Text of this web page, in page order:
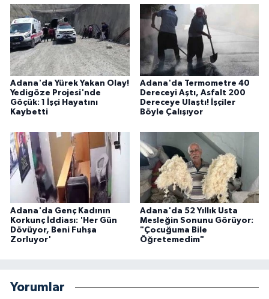
Adana'da Yürek Yakan Olay!
Yedigöze Projesi'nde
Göçük: 1 İşçi Hayatını
Kaybetti
Adana'da Termometre 40
Dereceyi Aştı, Asfalt 200
Dereceye Ulaştı! İşçiler
Böyle Çalışıyor
Adana'da Genç Kadının
Korkunç İddiası: 'Her Gün
Dövüyor, Beni Fuhşa
Zorluyor'
Adana'da 52 Yıllık Usta
Mesleğin Sonunu Görüyor:
"Çocuğuma Bile
Öğretemedim"
Yorumlar